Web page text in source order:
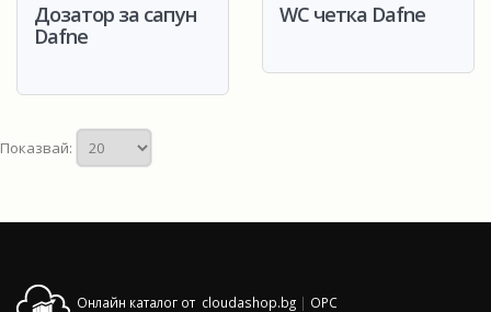
Дозатор за сапун
Dafne
WC четка Dafne
Показвай:
Онлайн каталог от cloudashop.bg | OPC